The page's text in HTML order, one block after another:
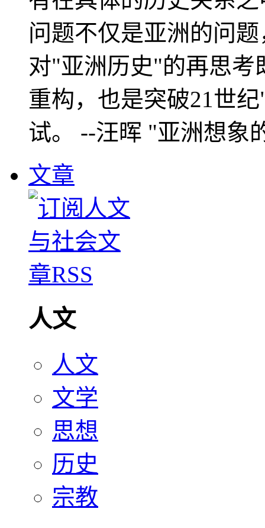
问题不仅是亚洲的问
对"亚洲历史"的再思考
重构，也是突破21世
试。 --汪晖 "亚洲想象
文章
人文
人文
文学
思想
历史
宗教